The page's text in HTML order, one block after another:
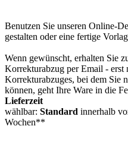
Benutzen Sie unseren Online-
gestalten oder eine fertige
Wenn gewünscht, erhalten Sie
Korrekturabzug per Email - erst
Korrekturabzuges, bei dem Sie
können, geht Ihre Ware in die
Lieferzeit
wählbar: Standard innerhalb
Wochen**